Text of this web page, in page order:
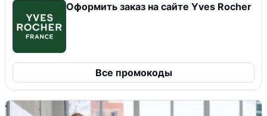
Оформить заказ на сайте Yves Rocher
Все промокоды